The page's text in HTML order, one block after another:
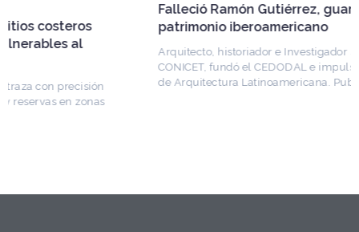
Falleció Ramón Gutiérrez, guardián del
patrimonio iberoamericano
Arquitecto, historiador e Investigador Superior del
CONICET, fundó el CEDODAL e impulsó los Seminarios
de Arquitectura Latinoamericana. Publicó más de